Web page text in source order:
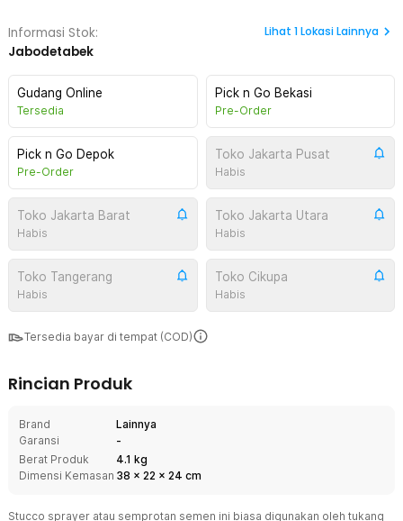
Informasi Stok:
Jabodetabek
Lihat 1Lokasi Lainnya
Gudang Online
Tersedia
Pick n Go Bekasi
Pre-Order
Pick n Go Depok
Pre-Order
Toko Jakarta Pusat
Habis
Toko Jakarta Barat
Habis
Toko Jakarta Utara
Habis
Toko Tangerang
Habis
Toko Cikupa
Habis
Tersedia bayar di tempat (COD)
Rincian Produk
Brand
Lainnya
Garansi
-
Berat Produk
4.1 kg
Dimensi Kemasan 38 x 22 x 24 cm
Stucco sprayer atau semprotan semen ini biasa digunakan oleh tukang